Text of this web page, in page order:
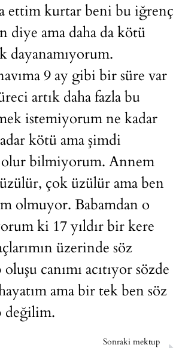
ettim kurtar beni bu iğrenç
diye ama daha da kötü
dayanamıyorum.
9 ay gibi bir süre var
artık daha fazla bu
istemiyorum ne kadar
kötü ama şimdi
olur bilmiyorum. Annem
çok üzülür ama ben
olmuyor. Babamdan o
ki 17 yıldır bir kere
üzerinde söz
canımı acıtıyor sözde
ama bir tek ben söz
değilim.
Sonraki mektup